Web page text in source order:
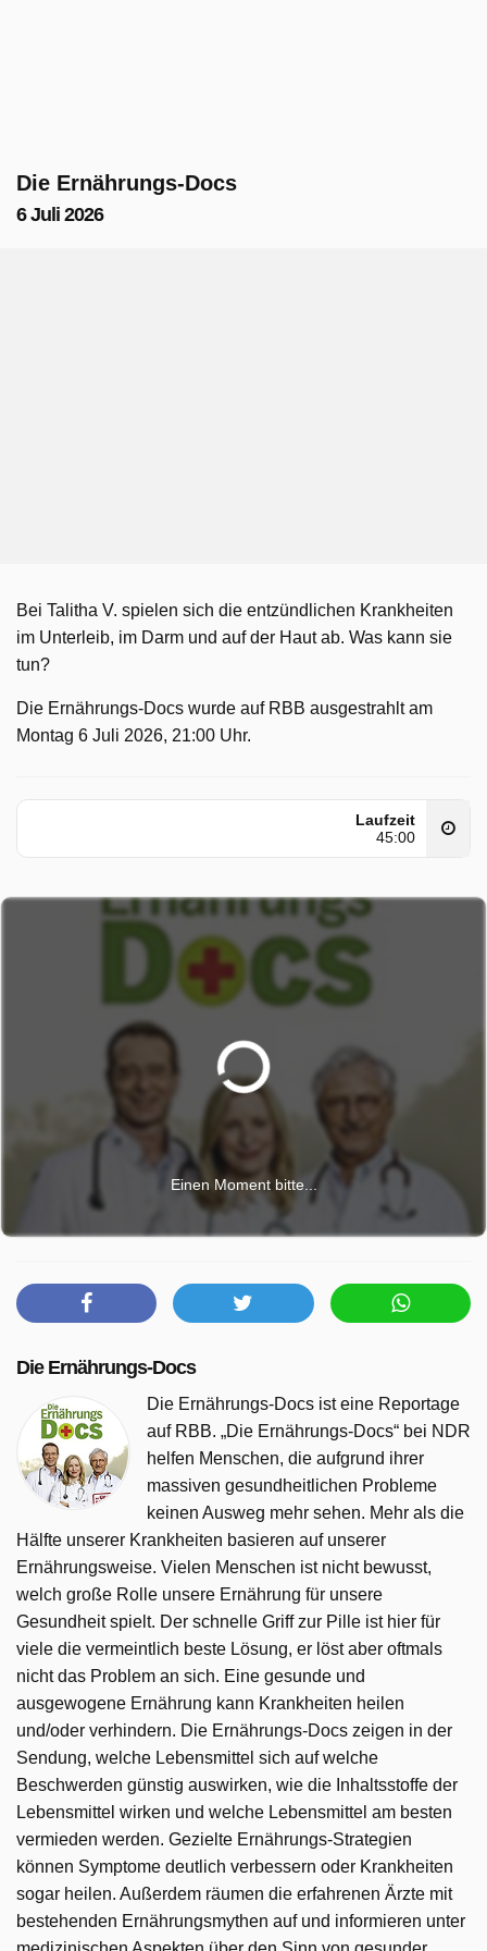
Die Ernährungs-Docs
6 Juli 2026
Bei Talitha V. spielen sich die entzündlichen Krankheiten
im Unterleib, im Darm und auf der Haut ab. Was kann sie
tun?
Die Ernährungs-Docs wurde auf RBB ausgestrahlt am
Montag 6 Juli 2026, 21:00 Uhr.
Laufzeit
45:00
Einen Moment bitte...
Die Ernährungs-Docs
Die Ernährungs-Docs ist eine Reportage
auf RBB. „Die Ernährungs-Docs“ bei NDR
helfen Menschen, die aufgrund ihrer
massiven gesundheitlichen Probleme
keinen Ausweg mehr sehen. Mehr als die
Hälfte unserer Krankheiten basieren auf unserer
Ernährungsweise. Vielen Menschen ist nicht bewusst,
welch große Rolle unsere Ernährung für unsere
Gesundheit spielt. Der schnelle Griff zur Pille ist hier für
viele die vermeintlich beste Lösung, er löst aber oftmals
nicht das Problem an sich. Eine gesunde und
ausgewogene Ernährung kann Krankheiten heilen
und/oder verhindern. Die Ernährungs-Docs zeigen in der
Sendung, welche Lebensmittel sich auf welche
Beschwerden günstig auswirken, wie die Inhaltsstoffe der
Lebensmittel wirken und welche Lebensmittel am besten
vermieden werden. Gezielte Ernährungs-Strategien
können Symptome deutlich verbessern oder Krankheiten
sogar heilen. Außerdem räumen die erfahrenen Ärzte mit
bestehenden Ernährungsmythen auf und informieren unter